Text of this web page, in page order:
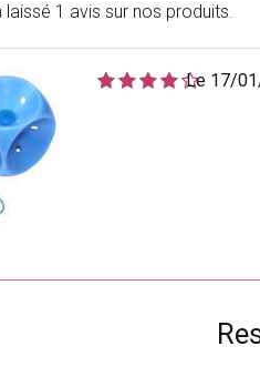
laissé 1 avis sur nos produits.
Le 17/